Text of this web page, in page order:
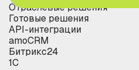
Отраслевые решения
Готовые решения
API-интеграции
amoCRM
Битрикс24
1С